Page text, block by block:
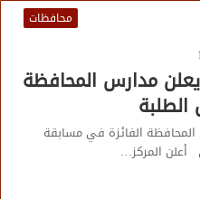
محافظات
مدارس المحافظة
الفائزة في مسابقة
المركز…